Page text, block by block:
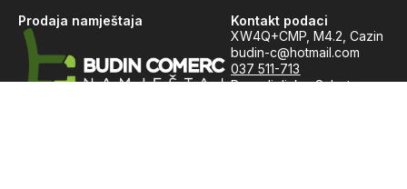
Prodaja namještaja
Kontakt podaci
XW4Q+CMP, M4.2, Cazin
budin-c@hotmail.com
037 511-713
Ponedjeljak – Subota: